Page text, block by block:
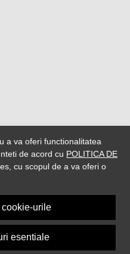
a va oferi functionalitatea
de acord cu POLITICA DE
cu scopul de a va oferi o
urile
esentiale